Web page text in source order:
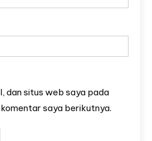
dan situs web saya pada
saya berikutnya.